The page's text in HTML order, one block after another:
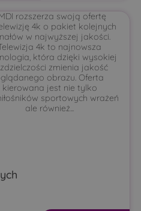
rozszerza swoją ofertę
4k o pakiet kolejnych
w najwyższej jakości.
4k to najnowsza
która dzięki wysokiej
zmienia jakość
obrazu. Oferta
kierowana jest nie tylko
sportowych wrażeń
ale również...